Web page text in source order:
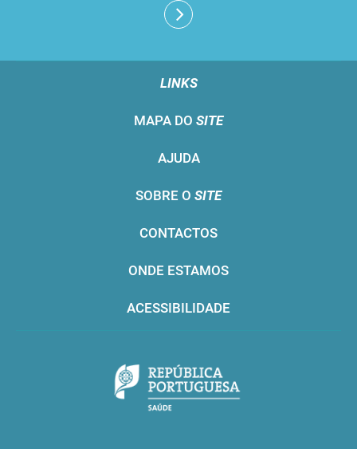
LINKS
MAPA DO SITE
AJUDA
SOBRE O SITE
CONTACTOS
ONDE ESTAMOS
ACESSIBILIDADE